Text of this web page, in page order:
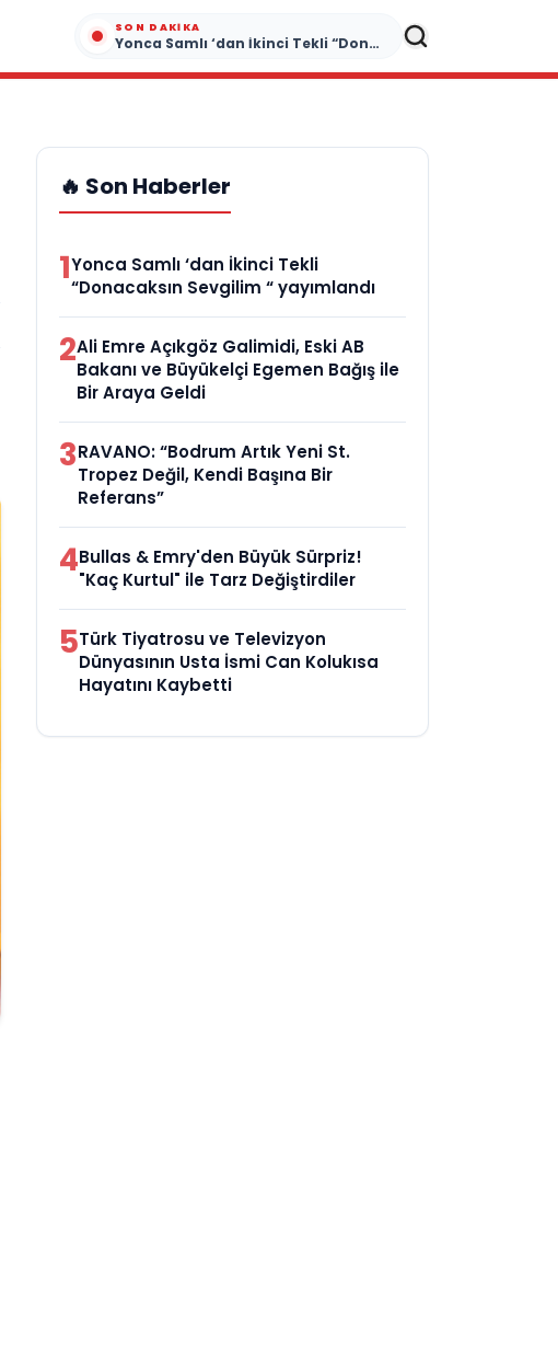
SON DAKIKA
Yonca Samlı ‘dan İkinci Tekli “Donacaksın Sevgilim “ yayımlandı
🔥 Son Haberler
1Yonca Samlı ‘dan İkinci Tekli
“Donacaksın Sevgilim “ yayımlandı
2Ali Emre Açıkgöz Galimidi, Eski AB
Bakanı ve Büyükelçi Egemen Bağış ile
Bir Araya Geldi
3RAVANO: “Bodrum Artık Yeni St.
Tropez Değil, Kendi Başına Bir
Referans”
4Bullas & Emry'den Büyük Sürpriz!
"Kaç Kurtul" ile Tarz Değiştirdiler
5Türk Tiyatrosu ve Televizyon
Dünyasının Usta İsmi Can Kolukısa
Hayatını Kaybetti